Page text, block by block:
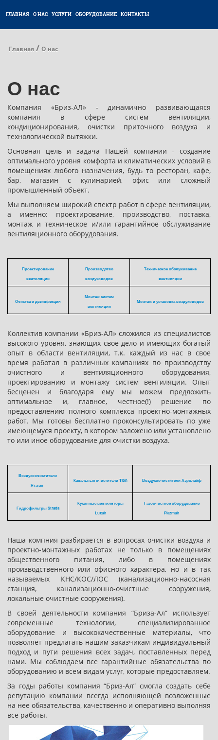
ГЛАВНАЯ О НАС УСЛУГИ ОБОРУДОВАНИЕ КОНТАКТЫ
Главная / О нас
О нас
Компания «Бриз-АЛ» - динамично развивающаяся
компания в сфере систем вентиляции,
кондиционирования, очистки приточного воздуха и
технологической вытяжки.
Основная цель и задача Нашей компании - создание
оптимального уровня комфорта и климатических условий в
помещениях любого назначения, будь то ресторан, кафе,
бар, магазин с кулинарией, офис или сложный
промышленный объект.
Мы выполняем широкий спектр работ в сфере вентиляции,
а именно: проектирование, производство, поставка,
монтаж и техническое и/или гарантийное обслуживание
вентиляционного оборудования.
Проектирование
вентиляции
Производство
воздуховодов
Техническое обслуживание
вентиляции
Очистка и дезинфекция
Монтаж систем
вентиляции
Монтаж и установка воздуховодов
Коллектив компании «Бриз-АЛ» сложился из специалистов
высокого уровня, знающих свое дело и имеющих богатый
опыт в области вентиляции, т.к. каждый из нас в свое
время работал в различных компаниях по производству
очистного и вентиляционного оборудования,
проектированию и монтажу систем вентиляции. Опыт
бесценен и благодаря ему мы можем предложить
оптимальное и, главное, честное(!) решение по
предоставлению полного комплекса проектно-монтажных
работ. Мы готовы бесплатно проконсультировать по уже
имеющемуся проекту, в котором заложено или установлено
то или иное оборудование для очистки воздуха.
Воздухоочистители
Ятаган
Канальные очистители Tion Воздухоочистители Аэролайф
Гидрофильтры Strada
Кухонные вентиляторы
Luxair
Газоочистное оборудование
Plazmair
Наша компния разбирается в вопросах очистки воздуха и
проектно-монтажных работах не только в помещениях
общественного питания, либо в помещениях
производственного или офисного характера, но и в так
называемых КНС/КОС/ЛОС (канализационно-насосная
станция, канализационно-очистные сооружения,
локальные очистные сооружения).
В своей деятельности компания “Бриза-Ал” использует
современные технологии, специализированное
оборудование и высококачественные материалы, что
позволяет предлагать нашим заказчикам индивидуальный
подход и пути решения всех задач, поставленных перед
нами. Мы соблюдаем все гарантийные обязательства по
оборудованию и всем видам услуг, которые предоставляем.
За годы работы компания “Бриз-Ал” смогла создать себе
репутацию компании всегда исполняющей возложенные
на нее обязательства, качественно и оперативно выполняя
все работы.